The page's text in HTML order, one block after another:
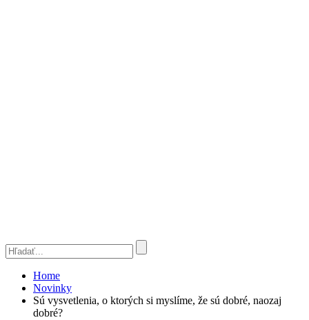
Home
Novinky
Sú vysvetlenia, o ktorých si myslíme, že sú dobré, naozaj
dobré?